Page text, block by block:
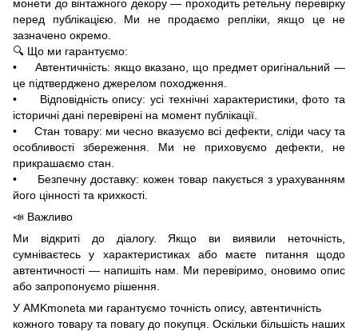
монети до вінтажного декору — проходить ретельну перевірку
перед публікацією. Ми не продаємо репліки, якщо це не
зазначено окремо.
🔍 Що ми гарантуємо:
• Автентичність: якщо вказано, що предмет оригінальний —
це підтверджено джерелом походження.
• Відповідність опису: усі технічні характеристики, фото та
історичні дані перевірені на момент публікації.
• Стан товару: ми чесно вказуємо всі дефекти, сліди часу та
особливості збереження. Ми не приховуємо дефекти, не
прикрашаємо стан.
• Безпечну доставку: кожен товар пакується з урахуванням
його цінності та крихкості.
📣 Важливо
Ми відкриті до діалогу. Якщо ви виявили неточність,
сумніваєтесь у характеристиках або маєте питання щодо
автентичності — напишіть нам. Ми перевіримо, оновимо опис
або запропонуємо рішення.
У AMKmoneta ми гарантуємо точність опису, автентичність
кожного товару та повагу до покупця. Оскільки більшість наших